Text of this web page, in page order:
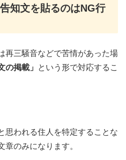
知文を貼るのはNG行
再三騒音などで苦情があった場
の掲載」
という形で対応するこ
思われる住人を特定することな
章のみになります。